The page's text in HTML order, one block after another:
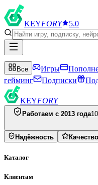
KEYFORY 5.0
Все Игры
гейминг
Подписки
KEYFORY
Работаем с 2013 года
Надёжность
Качество
Каталог
Клиентам